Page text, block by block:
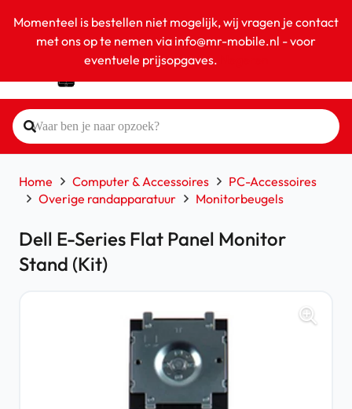
Momenteel is bestellen niet mogelijk, wij vragen je contact
met ons op te nemen via info@mr-mobile.nl - voor
eventuele prijsopgaves.
Home Computer & Accessoires
PC-Accessoires
Overige randapparatuur
Monitorbeugels
Dell E-Series Flat Panel Monitor
Stand (Kit)